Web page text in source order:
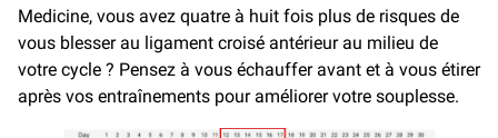
Medicine, vous avez quatre à huit fois plus de risques de
vous blesser au ligament croisé antérieur au milieu de
votre cycle ? Pensez à vous échauffer avant et à vous étirer
après vos entraînements pour améliorer votre souplesse.